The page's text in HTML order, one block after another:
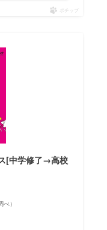
ポチップ
[中学修了→高校
）